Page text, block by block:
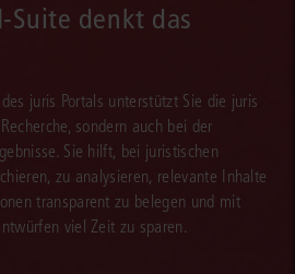
Suite denkt das
juris Portals unterstützt Sie die juris
sondern auch bei der
Sie hilft, bei juristischen
zu analysieren, relevante Inhalte
transparent zu belegen und mit
viel Zeit zu sparen.